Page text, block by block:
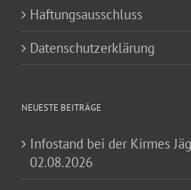
Haftungsausschluss
Datenschutzerklärung
NEUESTE BEITRÄGE
Infostand bei der Kirmes
02.08.2026